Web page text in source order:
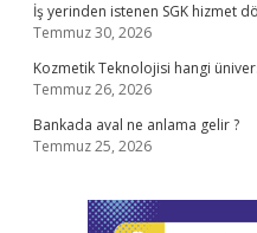
İş yerinden istenen SGK hizmet
Temmuz 30, 2026
Kozmetik Teknolojisi hangi
Temmuz 26, 2026
Bankada aval ne anlama gelir ?
Temmuz 25, 2026